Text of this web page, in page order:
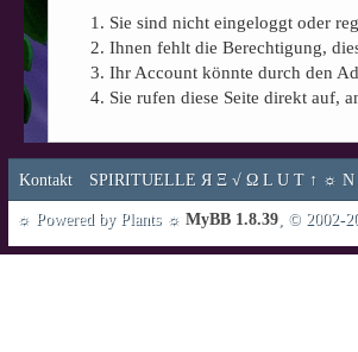
Sie sind nicht eingeloggt oder
Ihnen fehlt die Berechtigung,
Ihr Account könnte durch den
Sie rufen diese Seite direkt auf,
Kontakt SPIRITUELLE Я Ξ √ Ω L U T ↑ ☼ N
☼ Powered by Plants ☼ MyBB 1.8.39 , © 2002-